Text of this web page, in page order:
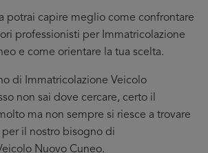
potrai capire meglio come confrontare
professionisti per Immatricolazione
e come orientare la tua scelta.
di Immatricolazione Veicolo
non sai dove cercare, certo il
ma non sempre si riesce a trovare
per il nostro bisogno di
Nuovo Cuneo.